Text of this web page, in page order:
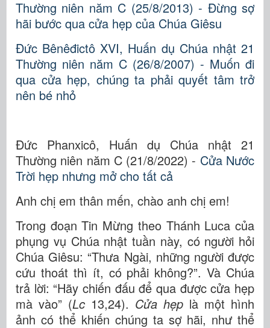
Thường niên năm C (25/8/2013) - Đừng sợ
hãi bước qua cửa hẹp của Chúa Giêsu
Đức Bênêđictô XVI, Huấn dụ Chúa nhật 21
Thường niên năm C (26/8/2007) - Muốn đi
qua cửa hẹp, chúng ta phải quyết tâm trở
nên bé nhỏ
Đức Phanxicô, Huấn dụ Chúa nhật 21
Thường niên năm C (21/8/2022) - Cửa Nước
Trời hẹp nhưng mở cho tất cả
Anh chị em thân mến, chào anh chị em!
Trong đoạn Tin Mừng theo Thánh Luca của
phụng vụ Chúa nhật tuần này, có người hỏi
Chúa Giêsu: “Thưa Ngài, những người được
cứu thoát thì ít, có phải không?”. Và Chúa
trả lời: “Hãy chiến đấu để qua được cửa hẹp
mà vào” (Lc 13,24). Cửa hẹp là một hình
ảnh có thể khiến chúng ta sợ hãi, như thể